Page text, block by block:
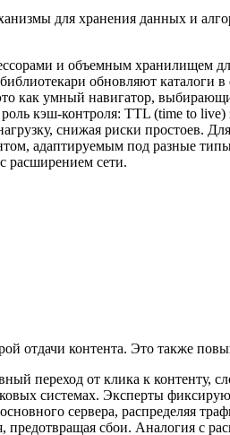
для хранения данных и
и объемным хранилищем
обновляют
как умный навигатор,
кэш-контроля: TTL (time to live)
снижая риски простоев.
адаптируемым под разные
расширением сети.
отдачи контента. Это также
переход от клика к контенту,
системах. Эксперты
сервера, распределяя
сбои. Аналогия с